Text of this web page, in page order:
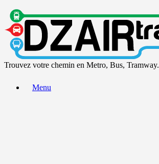
Trouvez votre chemin en Metro, Bus, Tramway.
Menu